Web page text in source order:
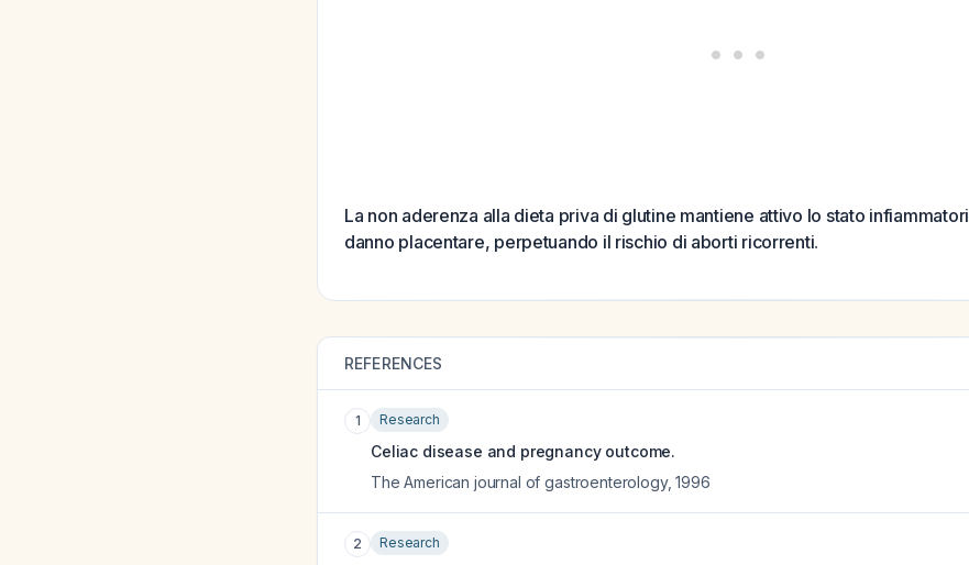
La non aderenza alla dieta priva di glutine mantiene attivo lo stato
danno placentare, perpetuando il rischio di aborti ricorrenti.
REFERENCES
1 Research
Celiac disease and pregnancy outcome.
The American journal of gastroenterology,1996
2 Research